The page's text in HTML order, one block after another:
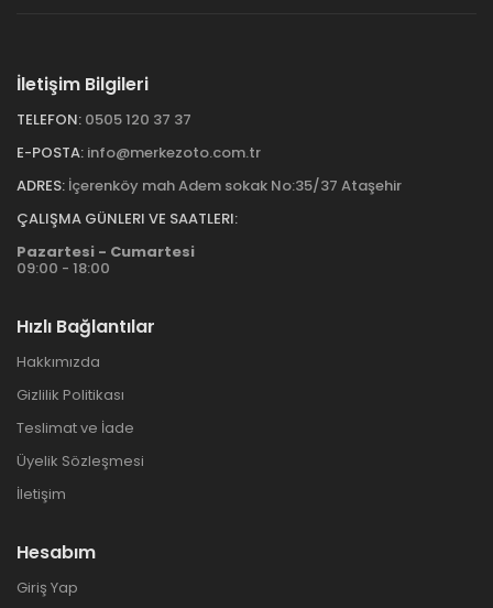
İletişim Bilgileri
TELEFON: 0505 120 37 37
E-POSTA: info@merkezoto.com.tr
ADRES: İçerenköy mah Adem sokak No:35/37 Ataşehir
ÇALIŞMA GÜNLERI VE SAATLERI:
Pazartesi - Cumartesi
09:00 - 18:00
Hızlı Bağlantılar
Hakkımızda
Gizlilik Politikası
Teslimat ve İade
Üyelik Sözleşmesi
İletişim
Hesabım
Giriş Yap